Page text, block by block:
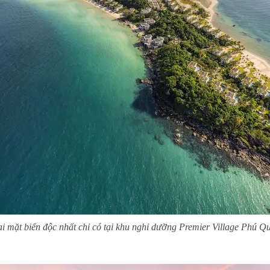
mặt biển độc nhất chỉ có tại khu nghỉ dưỡng Premier Village Phú